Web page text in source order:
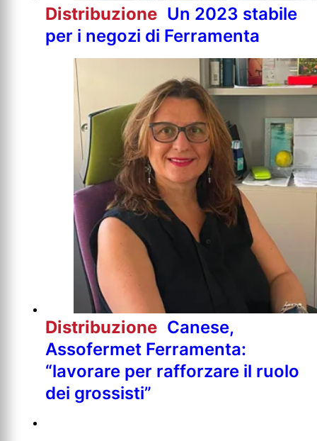
Distribuzione Un 2023 stabile
per i negozi di Ferramenta
Distribuzione Canese,
Assofermet Ferramenta:
“lavorare per rafforzare il ruolo
dei grossisti”